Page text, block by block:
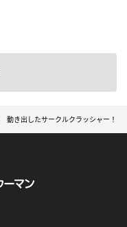
動き出したサークルクラッシャー！